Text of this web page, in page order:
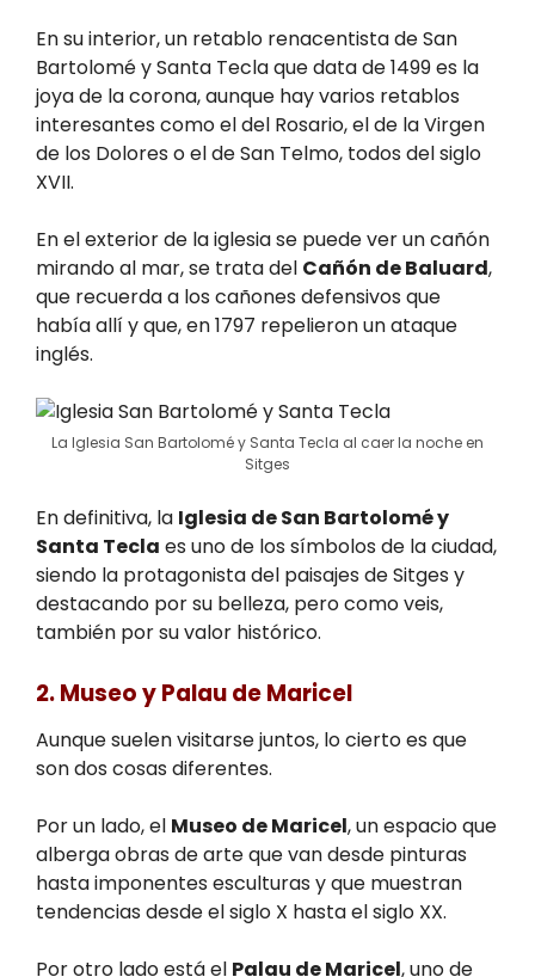
En su interior, un retablo renacentista de San
Bartolomé y Santa Tecla que data de 1499 es la
joya de la corona, aunque hay varios retablos
interesantes como el del Rosario, el de la Virgen
de los Dolores o el de San Telmo, todos del siglo
XVII.
En el exterior de la iglesia se puede ver un cañón
mirando al mar, se trata del Cañón de Baluard,
que recuerda a los cañones defensivos que
había allí y que, en 1797 repelieron un ataque
inglés.
La Iglesia San Bartolomé y Santa Tecla al caer la noche en
Sitges
En definitiva, la Iglesia de San Bartolomé y
Santa Tecla es uno de los símbolos de la ciudad,
siendo la protagonista del paisajes de Sitges y
destacando por su belleza, pero como veis,
también por su valor histórico.
2. Museo y Palau de Maricel
Aunque suelen visitarse juntos, lo cierto es que
son dos cosas diferentes.
Por un lado, el Museo de Maricel, un espacio que
alberga obras de arte que van desde pinturas
hasta imponentes esculturas y que muestran
tendencias desde el siglo X hasta el siglo XX.
Por otro lado está el Palau de Maricel, uno de